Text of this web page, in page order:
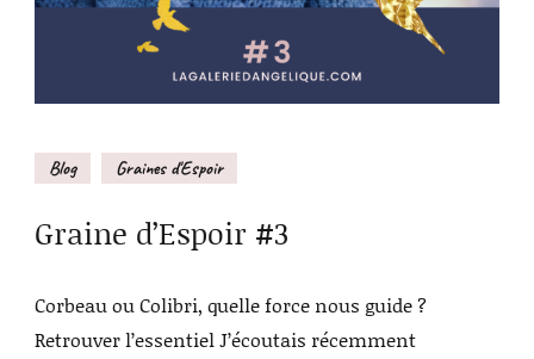
Blog Graines d'Espoir
Graine d’Espoir #3
Corbeau ou Colibri, quelle force nous guide ?
Retrouver l’essentiel J’écoutais récemment